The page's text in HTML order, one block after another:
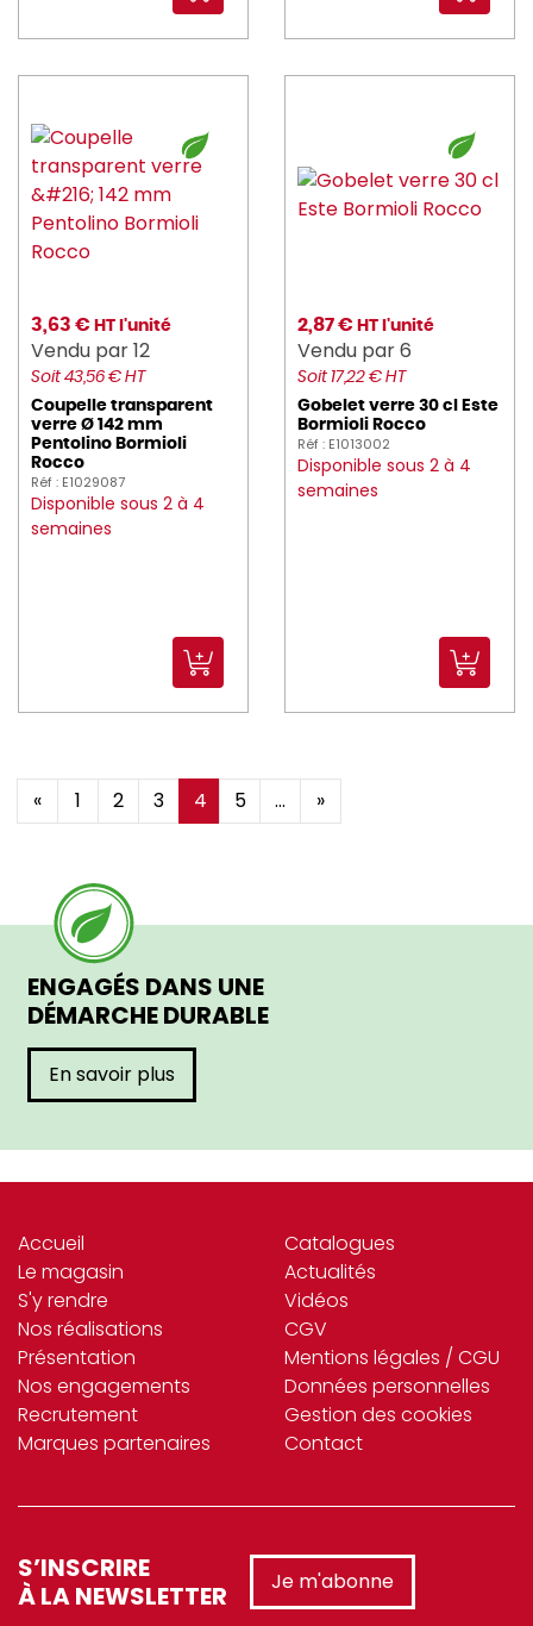
3,63 € HT l'unité
Vendu par 12
Soit 43,56 € HT
Coupelle transparent
verre Ø 142 mm
Pentolino Bormioli
Rocco
Réf : E1029087
Disponible sous 2 à 4
semaines
2,87 € HT l'unité
Vendu par 6
Soit 17,22 € HT
Gobelet verre 30 cl Este
Bormioli Rocco
Réf : E1013002
Disponible sous 2 à 4
semaines
« 1 2 3 4 5 ... »
ENGAGÉS DANS UNE
DÉMARCHE DURABLE
En savoir plus
Accueil
Le magasin
S'y rendre
Nos réalisations
Présentation
Nos engagements
Recrutement
Marques partenaires
Catalogues
Actualités
Vidéos
CGV
Mentions légales / CGU
Données personnelles
Gestion des cookies
Contact
S’INSCRIRE
À LA NEWSLETTER
Je m'abonne